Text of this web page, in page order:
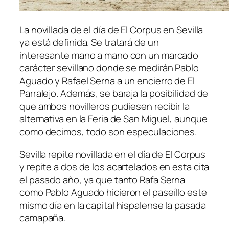
La novillada de el día de El Corpus en Sevilla
ya está definida. Se tratará de un
interesante mano a mano con un marcado
carácter sevillano donde se medirán Pablo
Aguado y Rafael Serna a un encierro de El
Parralejo. Además, se baraja la posibilidad de
que ambos novilleros pudiesen recibir la
alternativa en la Feria de San Miguel, aunque
como decimos, todo son especulaciones.
Sevilla repite novillada en el día de El Corpus
y repite a dos de los acartelados en esta cita
el pasado año, ya que tanto Rafa Serna
como Pablo Aguado hicieron el paseíllo este
mismo día en la capital hispalense la pasada
camapaña.